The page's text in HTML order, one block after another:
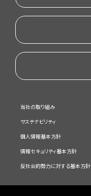
当社の取り組み
サステナビリティ
個人情報基本方針
情報セキュリティ基本方針
反社会的勢力に対する基本方針